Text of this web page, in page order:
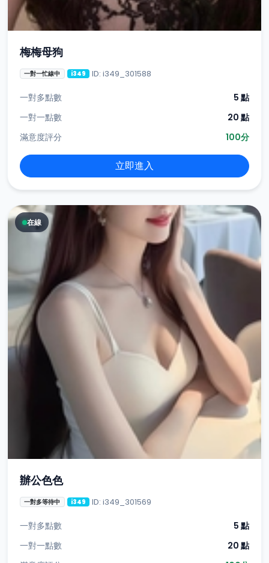
梅梅母狗
一對一忙線中 i349 ID: i349_301588
一對多點數
5 點
一對一點數
20 點
滿意度評分
100分
立即進入
在線
辦公色色
一對多等待中 i349 ID: i349_301569
一對多點數
5 點
一對一點數
20 點